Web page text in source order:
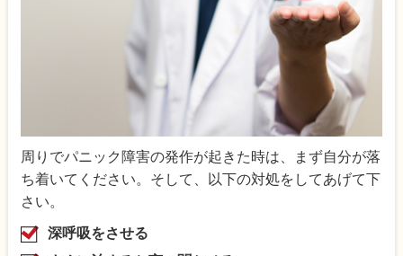
周りでパニック障害の発作が起きた時は、まず自分が落
ち着いてください。そして、以下の対処をしてあげて下
さい。
深呼吸をさせる